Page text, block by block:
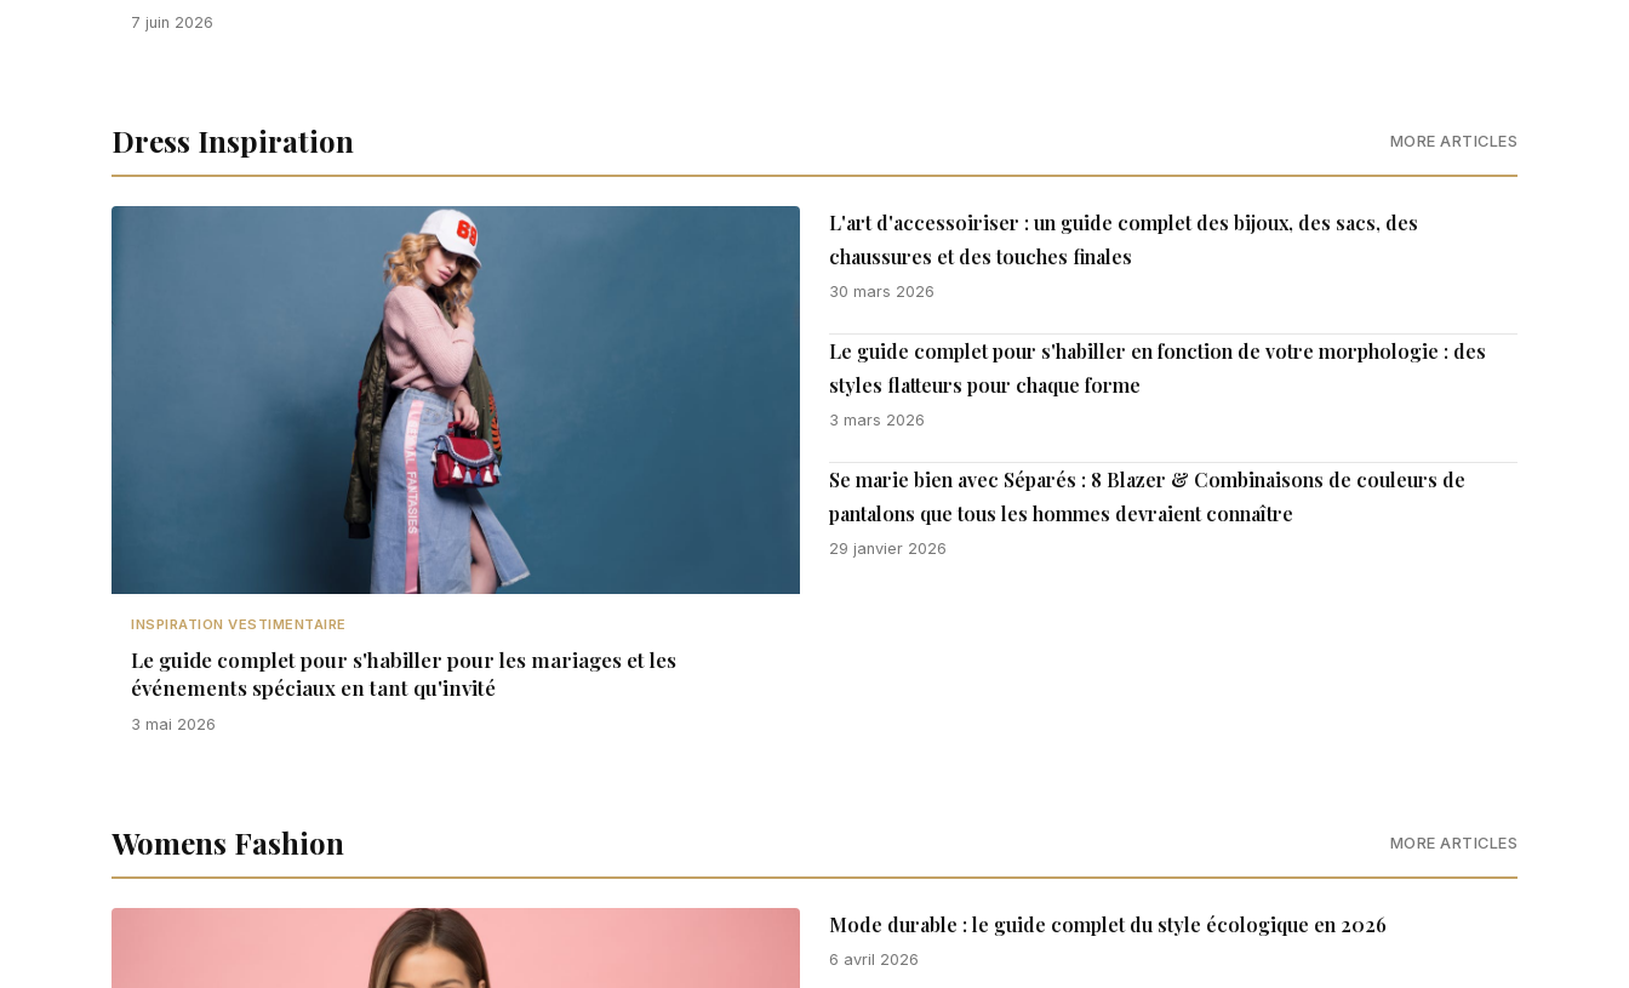
7 juin 2026
Dress Inspiration MORE ARTICLES
INSPIRATION VESTIMENTAIRE
Le guide complet pour s'habiller pour les mariages et les
événements spéciaux en tant qu'invité
3 mai 2026
L'art d'accessoiriser : un guide complet des bijoux, des sacs, des
chaussures et des touches finales
30 mars 2026
Le guide complet pour s'habiller en fonction de votre morphologie : des
styles flatteurs pour chaque forme
3 mars 2026
Se marie bien avec Séparés : 8 Blazer & Combinaisons de couleurs de
pantalons que tous les hommes devraient connaître
29 janvier 2026
Womens Fashion MORE ARTICLES
Mode durable : le guide complet du style écologique en 2026
6 avril 2026